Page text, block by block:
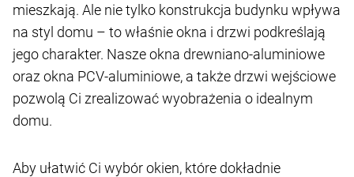
mieszkają. Ale nie tylko konstrukcja budynku wpływa
na styl domu – to właśnie okna i drzwi podkreślają
jego charakter. Nasze okna drewniano-aluminiowe
oraz okna PCV-aluminiowe, a także drzwi wejściowe
pozwolą Ci zrealizować wyobrażenia o idealnym
domu.
Aby ułatwić Ci wybór okien, które dokładnie